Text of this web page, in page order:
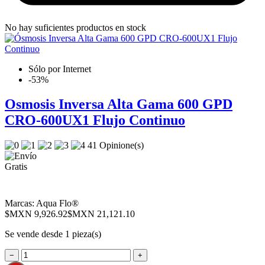
No hay suficientes productos en stock
Sólo por Internet
-53%
Osmosis Inversa Alta Gama 600 GPD
CRO-600UX1 Flujo Continuo
41 Opinione(s)
Marcas: Aqua Flo®
$MXN 9,926.92$MXN 21,121.10
Se vende desde 1 pieza(s)
− +